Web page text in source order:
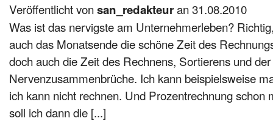
Veröffentlicht vonsan_redakteuran 31.08.2010
Was ist das nervigste am Unternehmerleben?
auch das Monatsende die schöne Zeit des
doch auch die Zeit des Rechnens, Sortierens und der
Nervenzusammenbrüche. Ich kann beispielsweise
ich kann nicht rechnen. Und Prozentrechnung schon
soll ich dann die [...]